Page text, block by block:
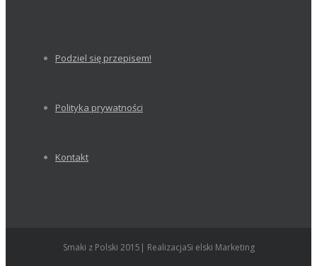
Podziel się przepisem!
Polityka prywatności
Kontakt
Smaki z Polski 2015| RealizacjaSi elski Marketing